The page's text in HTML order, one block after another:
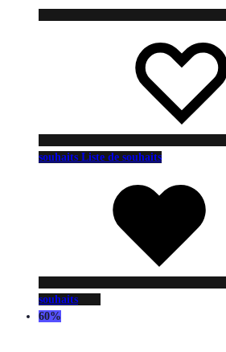
souhaits Liste de souhaits
souhaits
60%